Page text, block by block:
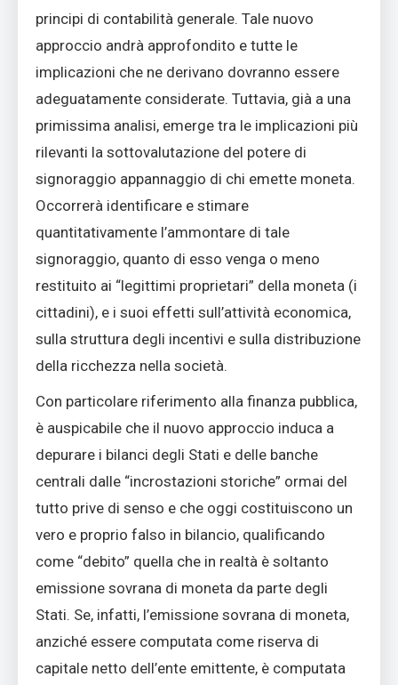
principi di contabilità generale. Tale nuovo
approccio andrà approfondito e tutte le
implicazioni che ne derivano dovranno essere
adeguatamente considerate. Tuttavia, già a una
primissima analisi, emerge tra le implicazioni più
rilevanti la sottovalutazione del potere di
signoraggio appannaggio di chi emette moneta.
Occorrerà identificare e stimare
quantitativamente l’ammontare di tale
signoraggio, quanto di esso venga o meno
restituito ai “legittimi proprietari” della moneta (i
cittadini), e i suoi effetti sull’attività economica,
sulla struttura degli incentivi e sulla distribuzione
della ricchezza nella società.
Con particolare riferimento alla finanza pubblica,
è auspicabile che il nuovo approccio induca a
depurare i bilanci degli Stati e delle banche
centrali dalle “incrostazioni storiche” ormai del
tutto prive di senso e che oggi costituiscono un
vero e proprio falso in bilancio, qualificando
come “debito” quella che in realtà è soltanto
emissione sovrana di moneta da parte degli
Stati. Se, infatti, l’emissione sovrana di moneta,
anziché essere computata come riserva di
capitale netto dell’ente emittente, è computata